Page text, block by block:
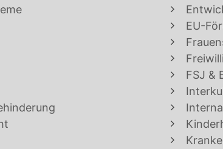
EU-
FSJ &